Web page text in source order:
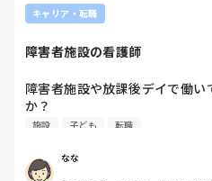
ルされることが重なると大変で
キャリア・転職
障害者施設の看護師
障害者施設や放課後デイで働
か？
仕事内容や働いてみた感想な
施設 子ども 転職
なな